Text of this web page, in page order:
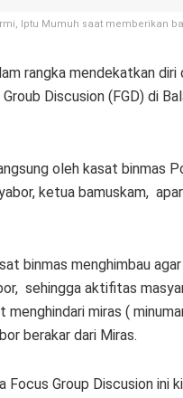
Iptu Mumuh saat memberikan
rangka mendekatkan
Discusion (FGD) di
oleh kasat binmas
ketua bamuskam,
binmas menghimbau
sehingga aktifitas
menghindari miras (
berakar dari Miras.
Focus Group Discusion